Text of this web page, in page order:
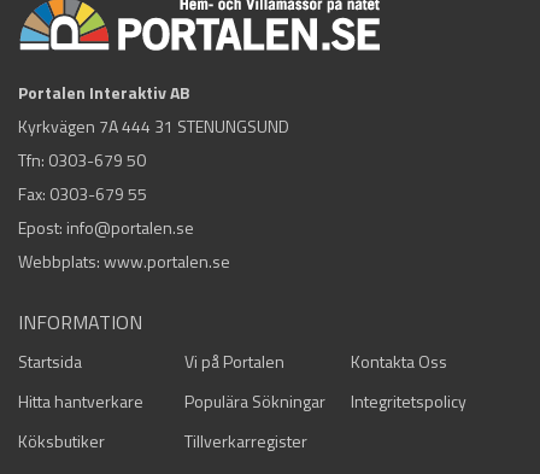
Portalen Interaktiv AB
Kyrkvägen 7A 444 31 STENUNGSUND
Tfn: 0303-679 50
Fax: 0303-679 55
Epost: info@portalen.se
Webbplats: www.portalen.se
INFORMATION
Startsida Vi på Portalen
Kontakta Oss
Hitta hantverkare
Populära Sökningar
Integritetspolicy
Köksbutiker
Tillverkarregister